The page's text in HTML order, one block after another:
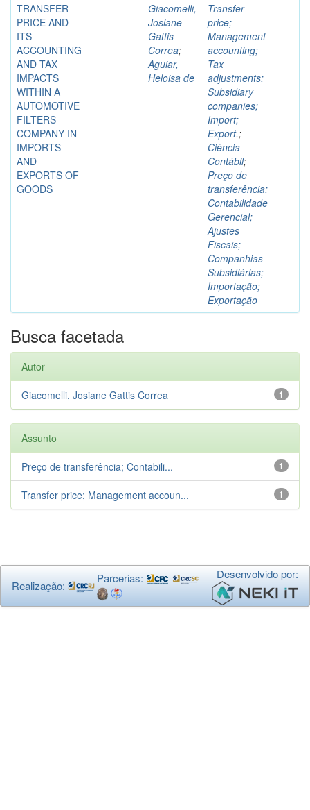
TRANSFER
PRICE AND
ITS
ACCOUNTING
AND TAX
IMPACTS
WITHIN A
AUTOMOTIVE
FILTERS
COMPANY IN
IMPORTS
AND
EXPORTS OF
GOODS
-
Giacomelli,
Josiane
Gattis
Correa;
Aguiar,
Heloisa de
Transfer
price;
Management
accounting;
Tax
adjustments;
Subsidiary
companies;
Import;
Export.;
Ciência
Contábil;
Preço de
transferência;
Contabilidade
Gerencial;
Ajustes
Fiscais;
Companhias
Subsidiárias;
Importação;
Exportação
-
Busca facetada
Autor
1
Giacomelli, Josiane Gattis Correa
Assunto
1
Preço de transferência; Contabili...
1
Transfer price; Management accoun...
Realização:
Parcerias: Desenvolvido por: